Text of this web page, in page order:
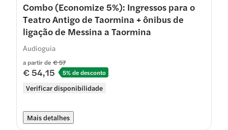
Combo (Economize 5%): Ingressos para o
Teatro Antigo de Taormina + ônibus de
ligação de Messina a Taormina
a partir de € 57
€ 54,15 5% de desconto
Verificar disponibilidade
Audioguia
Mais detalhes